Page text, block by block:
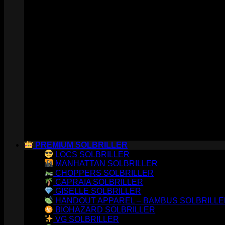
PREMIUM SOLBRILLER
LOCS SOLBRILLER
MANHATTAN SOLBRILLER
CHOPPERS SOLBRILLER
CAPRAIA SOLBRILLER
GISELLE SOLBRILLER
HANDOUT APPAREL – BAMBUS
BIOHAZARD SOLBRILLER
VG SOLBRILLER